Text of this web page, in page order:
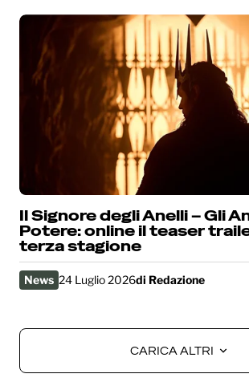
Il Signore degli Anelli – Gli
Potere: online il teaser
terza stagione
News 24 Luglio 2026di Redazione
CARICA ALTRI
CARICA ALTRI